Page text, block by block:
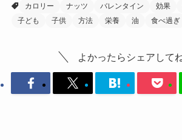
カロリー
ナッツ バレンタイン 効果
子ども
子供 方法 栄養 油 食べ過ぎ
よかったらシェアして